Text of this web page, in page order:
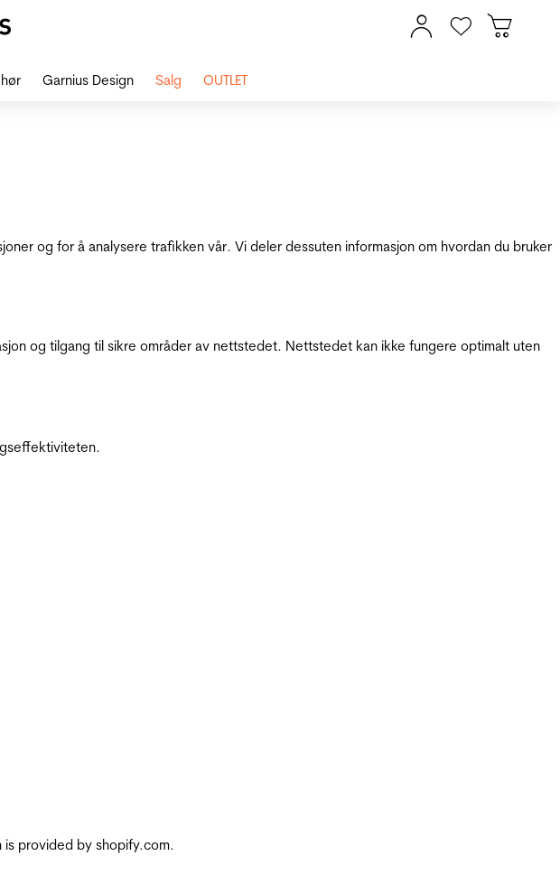
og for å analysere trafikken vår. Vi deler dessuten informasjon om hvordan du bruker
og tilgang til sikre områder av nettstedet. Nettstedet kan ikke fungere optimalt uten
is provided by shopify.com.
Garnius Design Salg OUTLET